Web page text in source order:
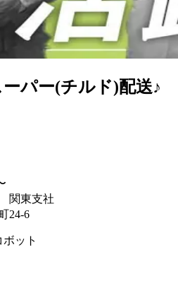
パー(チルド)配送♪
関東支社
24-6
ット